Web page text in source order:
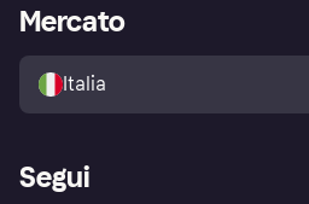
Esplora i negozi
Politica di protezione
dell'acquirente Klarna
Accesso aziende
Mercato
Italia
Segui